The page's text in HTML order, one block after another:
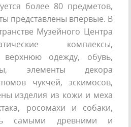
более 80 предметов,
представлены впервые. В
Музейного Центра
комплексы,
верхнюю одежду, обувь,
элементы декора
чукчей, эскимосов,
изделия из кожи и меха
росомахи и собаки,
самыми древними и